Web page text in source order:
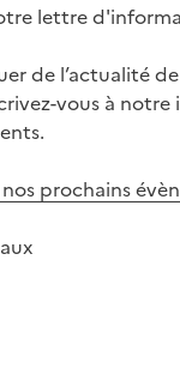
lettre
de l’actualité
vous à
prochains